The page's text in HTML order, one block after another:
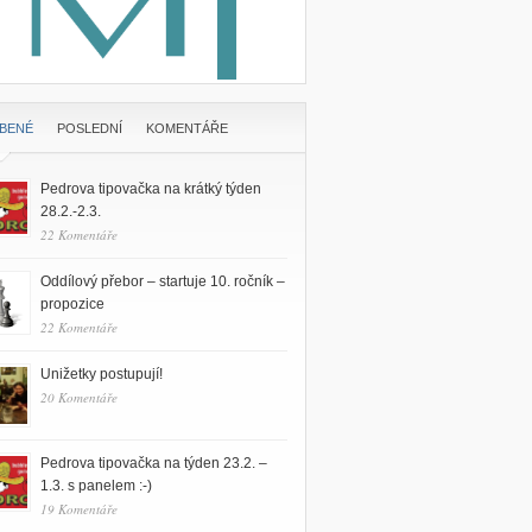
POSLEDNÍ KOMENTÁŘE
Pedrova tipovačka na krátký týden
28.2.-2.3.
22 Komentáře
Oddílový přebor – startuje 10. ročník –
propozice
22 Komentáře
Unižetky postupují!
20 Komentáře
Pedrova tipovačka na týden 23.2. –
1.3. s panelem :-)
19 Komentáře